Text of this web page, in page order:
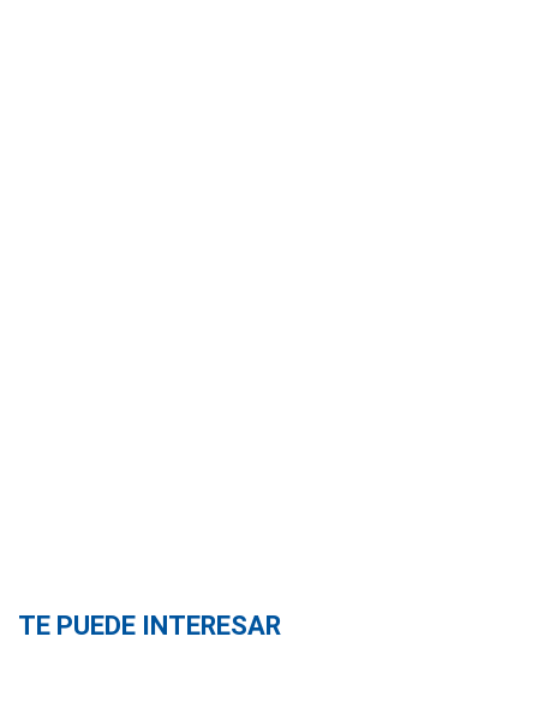
TE PUEDE INTERESAR